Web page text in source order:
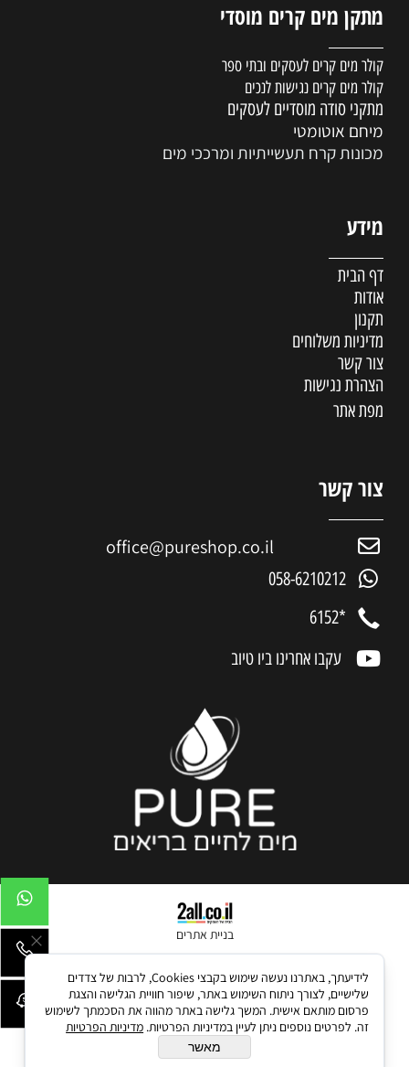
מתקן מים קרים מוסדי
קולר מים קרים לעסקים ובתי ספר
קולר מים קרים נגישות לנכים
מתקני סודה מוסדיים לעסקים
מיחם אוטומטי
מכונות קרח תעשייתיות ומרככי מים
מידע
דף הבית
אודות
תקנון
מדיניות משלוחים
צור קשר
הצהרת נגישות
מפת אתר
צור קשר
office@pureshop.co.il
058-6210212
*6152
עקבו אחרינו ביו טיוב
בניית אתרים
לידיעתך, באתרנו נעשה שימוש בקבצי Cookies, לרבות של צדדים
שלישיים, לצורך ניתוח השימוש באתר, שיפור חוויית הגלישה והצגת
פרסום מותאם אישית. המשך גלישה באתר מהווה את הסכמתך לשימוש
זה. לפרטים נוספים ניתן לעיין במדיניות הפרטיות. מדיניות הפרטיות
מאשר